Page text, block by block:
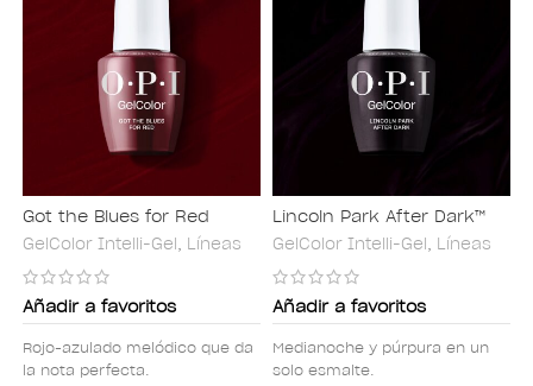
Got the Blues for Red
GelColor Intelli-Gel, Líneas
Añadir a favoritos
Rojo-azulado melódico que da
la nota perfecta.
Lincoln Park After Dark™
GelColor Intelli-Gel, Líneas
Añadir a favoritos
Medianoche y púrpura en un
solo esmalte.